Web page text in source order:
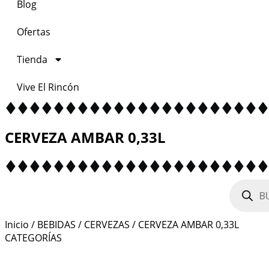
Blog
Ofertas
Tienda
Vive El Rincón
CERVEZA AMBAR 0,33L
Inicio / BEBIDAS / CERVEZAS / CERVEZA AMBAR 0,33L
CATEGORÍAS